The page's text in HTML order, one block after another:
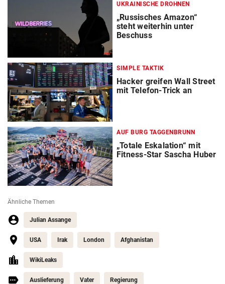
UKRAINISCHE DROHNEN
„Russisches Amazon“
steht weiterhin unter
Beschuss
SIMPLE TAKTIK
Hacker greifen Wall Street
mit Telefon-Trick an
AUF BURG TAGGENBRUNN
„Totale Eskalation“ mit
Fitness-Star Sascha Huber
Ähnliche Themen
Julian Assange
USA Irak London Afghanistan
WikiLeaks
Auslieferung Vater Regierung